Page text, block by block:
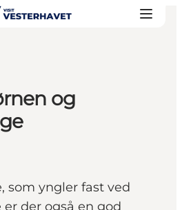
og
som yngler fast ved
er der også en god